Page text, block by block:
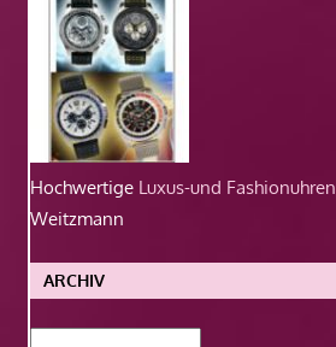
Hochwertige Luxus-und Fashionuhren
Weitzmann
ARCHIV